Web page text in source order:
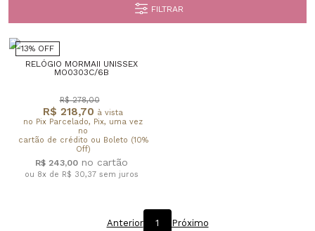
FILTRAR
13% OFF
RELÓGIO MORMAII UNISSEX
MO0303C/6B
R$ 218,70 à vista
no Pix Parcelado, Pix, uma vez
no
cartão de crédito ou Boleto (10%
Off)
R$ 278,00
R$ 243,00
ou 8x de R$ 30,37 sem juros
Anterior 1 Próximo